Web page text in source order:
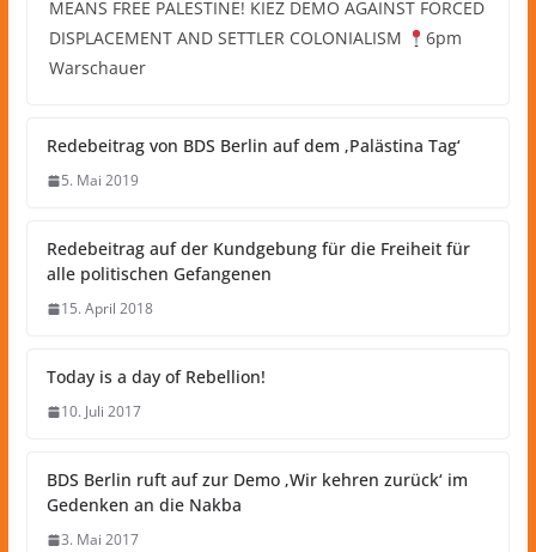
MEANS FREE PALESTINE! KIEZ DEMO AGAINST FORCED
DISPLACEMENT AND SETTLER COLONIALISM
6pm
Warschauer
Redebeitrag von BDS Berlin auf dem ‚Palästina Tag‘
5. Mai 2019
Redebeitrag auf der Kundgebung für die Freiheit für
alle politischen Gefangenen
15. April 2018
Today is a day of Rebellion!
10. Juli 2017
BDS Berlin ruft auf zur Demo ‚Wir kehren zurück‘ im
Gedenken an die Nakba
3. Mai 2017